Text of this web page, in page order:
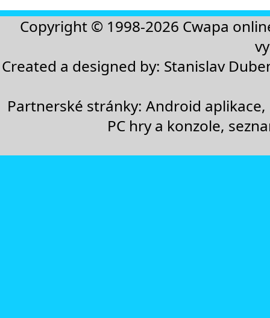
Copyright © 1998-2026 Cwapa
Created a designed by: Stanislav
Partnerské stránky:Android aplikace,
PC hry a konzole,